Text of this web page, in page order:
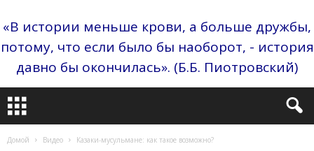
«В истории меньше крови, а больше дружбы,
потому, что если было бы наоборот, - история
давно бы окончилась». (Б.Б. Пиотровский)
Домой Видео Казаки-мусульмане: как такое возможно?